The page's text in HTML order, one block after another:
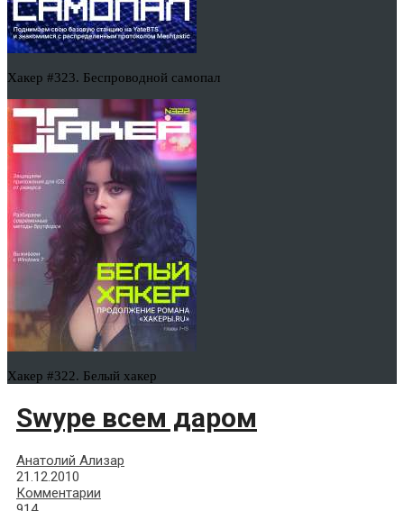
Хакер #323. Беспроводной самопал
Хакер #322. Белый хакер
Swype всем даром
Анатолий Ализар
21.12.2010
Комментарии